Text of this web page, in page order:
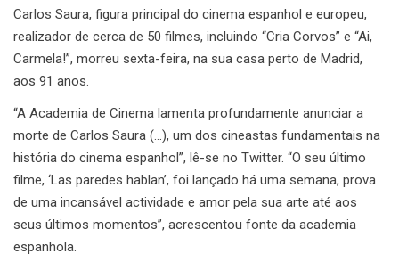
Carlos Saura, figura principal do cinema espanhol e europeu,
realizador de cerca de 50 filmes, incluindo “Cria Corvos” e “Ai,
Carmela!”, morreu sexta-feira, na sua casa perto de Madrid,
aos 91 anos.
“A Academia de Cinema lamenta profundamente anunciar a
morte de Carlos Saura (…), um dos cineastas fundamentais na
história do cinema espanhol”, lê-se no Twitter. “O seu último
filme, ‘Las paredes hablan’, foi lançado há uma semana, prova
de uma incansável actividade e amor pela sua arte até aos
seus últimos momentos”, acrescentou fonte da academia
espanhola.